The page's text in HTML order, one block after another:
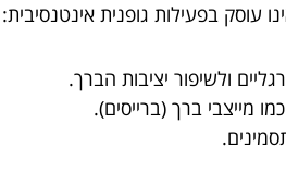
עוסק בפעילות גופנית אינטנסיבית:
ולשיפור יציבות הברך.
כמו מייצבי ברך (ברייסים).